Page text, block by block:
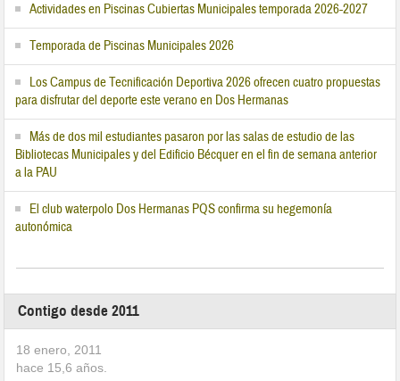
Actividades en Piscinas Cubiertas Municipales temporada 2026-2027
Temporada de Piscinas Municipales 2026
Los Campus de Tecnificación Deportiva 2026 ofrecen cuatro propuestas
para disfrutar del deporte este verano en Dos Hermanas
Más de dos mil estudiantes pasaron por las salas de estudio de las
Bibliotecas Municipales y del Edificio Bécquer en el fin de semana anterior
a la PAU
El club waterpolo Dos Hermanas PQS confirma su hegemonía
autonómica
Contigo desde 2011
18 enero, 2011
hace 15,6 años.